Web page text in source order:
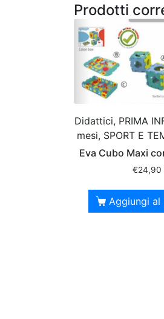
Prodotti
Didattici, PRIMA
mesi, SPORT E
Eva Cubo Maxi
€24,90
Aggiungi al